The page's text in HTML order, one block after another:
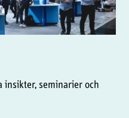
insikter, seminarier och